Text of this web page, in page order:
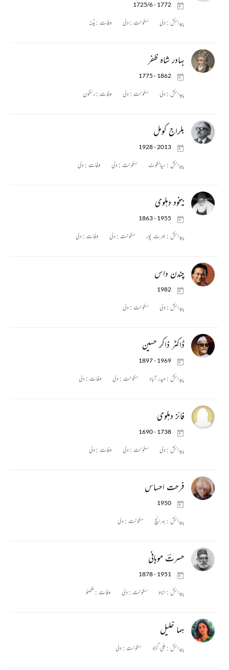
1725/6 - 1772
پیدائش :دلی سکونت :دلی وفات :پٹنہ
بہادر شاہ ظفر
1775 - 1862
پیدائش :دلی سکونت :دلی وفات :رنگون
بلراج کومل
1928 - 2013
پیدائش :سیالکوٹ سکونت :دلی وفات :دلی
بیخود دہلوی
1863 - 1955
پیدائش : بھرت پور سکونت :دلی وفات :دلی
چندن داس
1982
پیدائش :دلی سکونت :دلی
ڈاکٹر ذاکر حسین
1897 - 1969
پیدائش :حیدر آباد سکونت :دلی وفات :دلی
فائز دہلوی
1690 - 1738
پیدائش :دلی سکونت :دلی وفات :دلی
فرحت احساس
1950
پیدائش : بہرائچ سکونت :دلی
حسرتؔ موہانی
1878 - 1951
پیدائش : اناو سکونت :دلی وفات : لکھنؤ
ہما خلیل
پیدائش : علی گڑہ سکونت :دلی